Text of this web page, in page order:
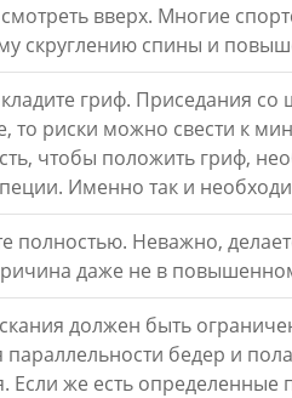
вверх. Многие
скруглению спины и
гриф. Приседания
то риски можно свести к
чтобы положить гриф,
Именно так и
полностью. Неважно,
даже не в
должен быть
бедер и
Если же есть